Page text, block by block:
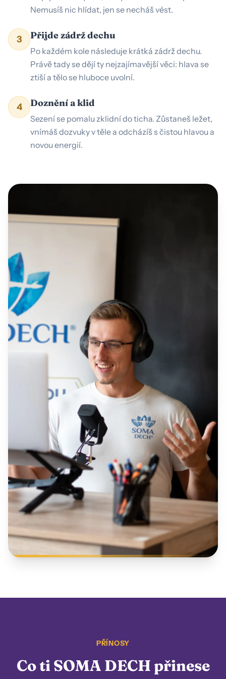
Nemusíš nic hlídat, jen se necháš vést.
3 Přijde zádrž dechu
Po každém kole následuje krátká zádrž dechu.
Právě tady se dějí ty nejzajímavější věci: hlava se
ztiší a tělo se hluboce uvolní.
4 Doznění a klid
Sezení se pomalu zklidní do ticha. Zůstaneš ležet,
vnímáš dozvuky v těle a odcházíš s čistou hlavou a
novou energií.
PŘÍNOSY
Co ti SOMA DECH přinese